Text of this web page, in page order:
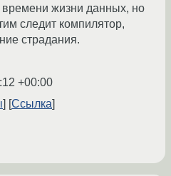
жизни данных, но
следит компилятор,
страдания.
+00:00
Ссылка